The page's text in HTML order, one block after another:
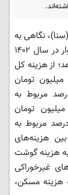
نگاهی به
نتایج طرح آمارگیری هزینه و درآمد خانوار در سال ۱۴۰۲
از هزینه کل
سالانه خانوار شهری تقریبا معادل ۵۱ میلیون تومان
هزار ریال) با سهم ۲۴.۹ درصد مربوط به
هزینه‌های خوراکی و دخانی و ۱۵۵ میلیون تومان
هزار ریال) با سهم ۷۵.۱ درصد مربوط به
هزینه‌های
هزینه گوشت
غیرخوراکی
مربوط به هزینه مسکن،